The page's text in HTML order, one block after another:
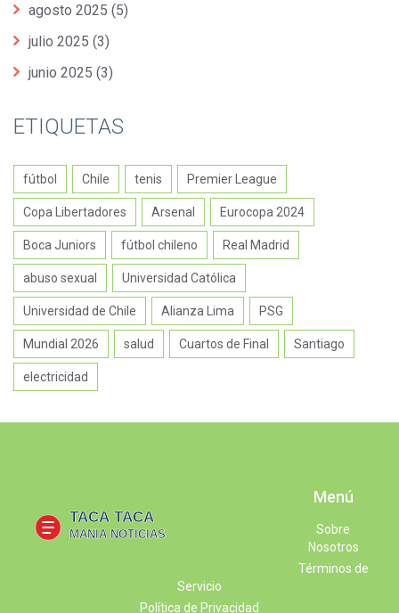
agosto 2025 (5)
julio 2025 (3)
junio 2025 (3)
ETIQUETAS
fútbol Chile tenis Premier League
Copa Libertadores Arsenal Eurocopa 2024
Boca Juniors fútbol chileno Real Madrid
abuso sexual Universidad Católica
Universidad de Chile Alianza Lima PSG
Mundial 2026 salud Cuartos de Final Santiago
electricidad
Menú
Sobre
Nosotros
Términos de
Servicio
Política de Privacidad